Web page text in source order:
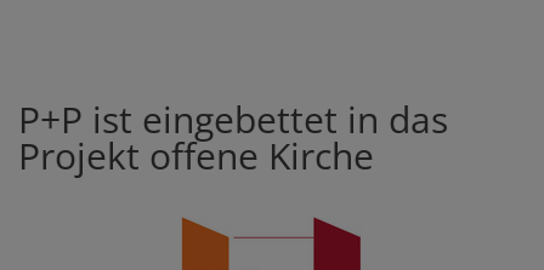
P+P ist eingebettet in das
Projekt offene Kirche